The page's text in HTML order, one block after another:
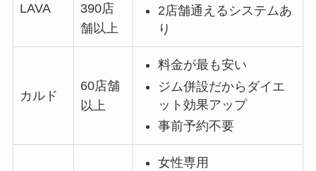
LAVA
390店
舗以上
2店舗通えるシステムあ
り
カルド
60店舗
以上
料金が最も安い
ジム併設だからダイエ
ット効果アップ
事前予約不要
女性専用